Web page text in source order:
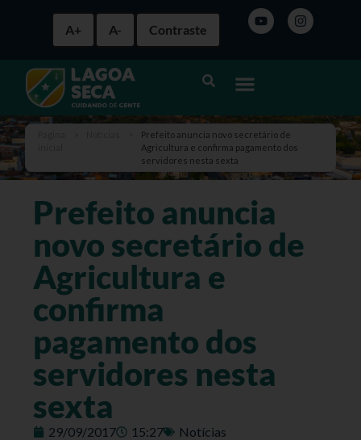
A+ A- Contraste
Prefeito anuncia novo secretário de
Agricultura e confirma pagamento dos
servidores nesta sexta
Prefeito anuncia
novo secretário de
Agricultura e
confirma
pagamento dos
servidores nesta
sexta
29/09/2017 15:27 Notícias